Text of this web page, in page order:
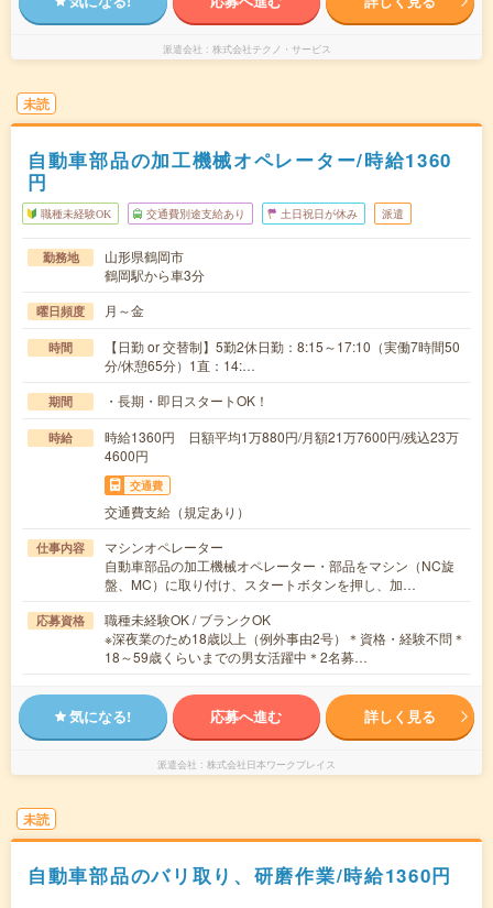
派遣会社 株式会社テクノ・サービス
未読
自動車部品の加工機械オペレーター/時給1360
円
職種未経験OK 交通費別途支給あり 土日祝日が休み 派遣
勤務地
山形県鶴岡市
鶴岡駅から車3分
曜日頻度 月～金
時間
【日勤 or 交替制】5勤2休日勤：8:15～17:10（実働7時間50
分/休憩65分）1直：14:…
期間 ・長期・即日スタートOK！
時給
時給1360円 日額平均1万880円/月額21万7600円/残込23万
4600円
交通費
交通費支給（規定あり）
仕事内容
マシンオペレーター
自動車部品の加工機械オペレーター・部品をマシン（NC旋
盤、MC）に取り付け、スタートボタンを押し、加…
応募資格
職種未経験OK / ブランクOK
※深夜業のため18歳以上（例外事由2号）＊資格・経験不問＊
18～59歳くらいまでの男女活躍中＊2名募…
気になる! 応募へ進む 詳しく見る
派遣会社 株式会社日本ワークプレイス
未読
自動車部品のバリ取り、研磨作業/時給1360円